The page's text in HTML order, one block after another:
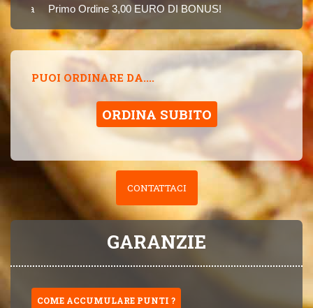
Primo Ordine 3,00 EURO DI BONUS!
8 PUNTI 3,00
PUOI ORDINARE DA....
ORDINA SUBITO
CONTATTACI
GARANZIE
COME ACCUMULARE PUNTI ?